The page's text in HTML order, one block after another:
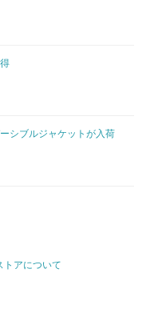
シブルジャケットが入荷
トアについて